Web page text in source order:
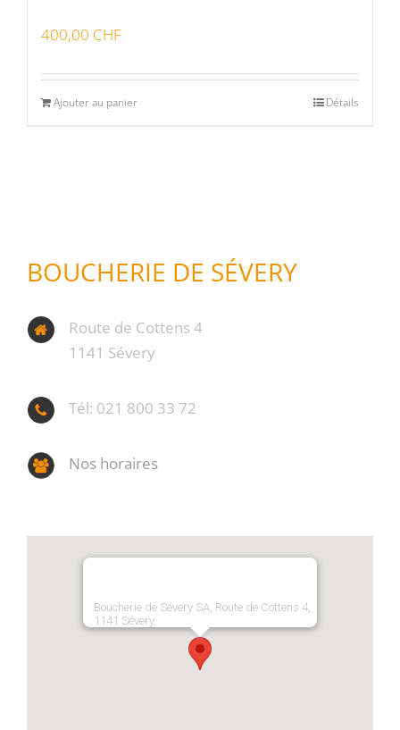
400,00 CHF
Ajouter au panier Détails
BOUCHERIE DE SÉVERY
Route de Cottens 4
1141 Sévery
Tél: 021 800 33 72
Nos horaires
Boucherie de Sévery SA, Route de Cottens 4,
1141 Sévery,